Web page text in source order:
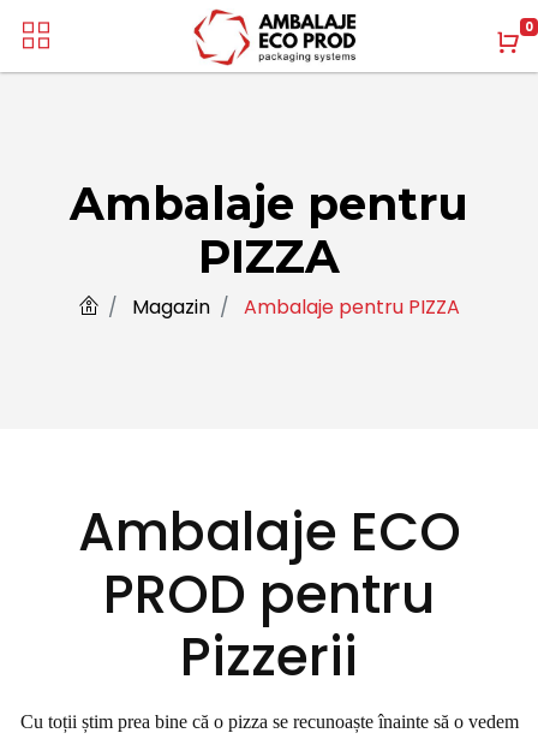
0
Ambalaje pentru
PIZZA
Magazin Ambalaje pentru PIZZA
Ambalaje ECO
PROD pentru
Pizzerii
Cu toții știm prea bine că o pizza se recunoaște înainte să o vedem